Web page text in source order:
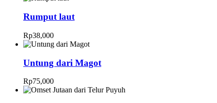
Rumput laut
Rp38,000
Untung dari Magot
Rp75,000